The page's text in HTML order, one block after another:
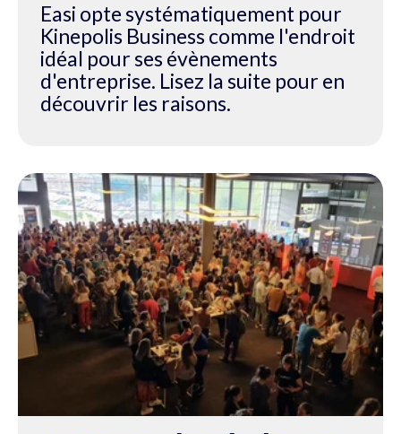
Easi opte systématiquement pour
Kinepolis Business comme l'endroit
idéal pour ses évènements
d'entreprise. Lisez la suite pour en
découvrir les raisons.